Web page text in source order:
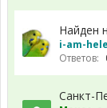
Найден
i-am-
Ответов:
Санкт-